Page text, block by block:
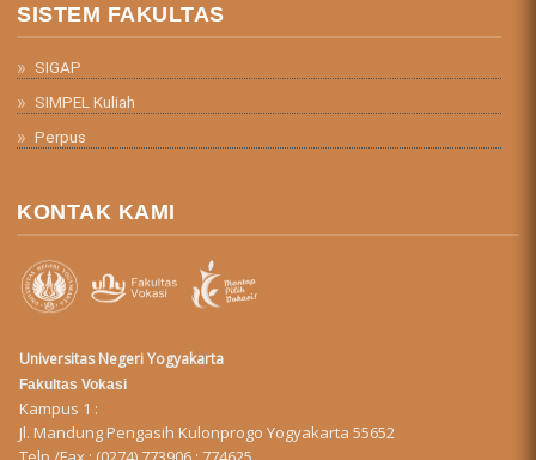
SISTEM FAKULTAS
SIGAP
SIMPEL Kuliah
Perpus
KONTAK KAMI
Universitas Negeri Yogyakarta
Fakultas Vokasi
Kampus 1 :
Jl. Mandung Pengasih Kulonprogo Yogyakarta 55652